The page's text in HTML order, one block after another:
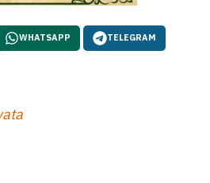
WHATSAPP TELEGRAM